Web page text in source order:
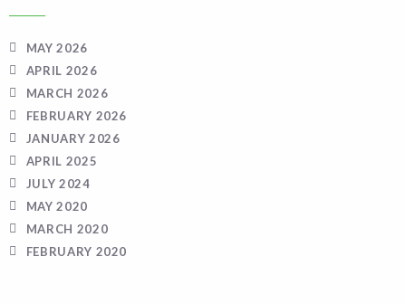
MAY 2026
APRIL 2026
MARCH 2026
FEBRUARY 2026
JANUARY 2026
APRIL 2025
JULY 2024
MAY 2020
MARCH 2020
FEBRUARY 2020